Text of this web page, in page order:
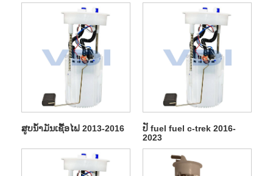
ສູບນ້ໍາມັນເຊື້ອໄຟ 2013-2016
ປັ fuel fuel c-trek 2016-
2023